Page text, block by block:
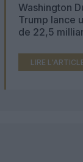
Washington
Trump lance
de 22,5
LIRE